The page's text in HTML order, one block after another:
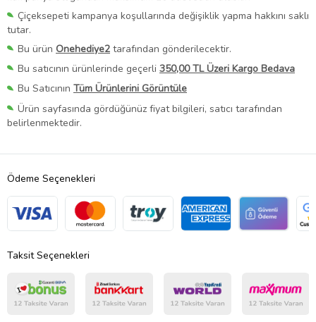
Çiçeksepeti kampanya koşullarında değişiklik yapma hakkını saklı
tutar.
Bu ürün Onehediye2 tarafından gönderilecektir.
Bu satıcının ürünlerinde geçerli 350,00 TL Üzeri Kargo Bedava
Bu Satıcının Tüm Ürünlerini Görüntüle
Ürün sayfasında gördüğünüz fiyat bilgileri, satıcı tarafından
belirlenmektedir.
Ödeme Seçenekleri
Taksit Seçenekleri